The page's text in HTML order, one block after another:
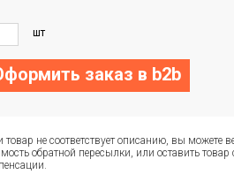
шт
заказ в b2b
товар не соответствует описанию, вы можете
обратной пересылки, или оставить товар